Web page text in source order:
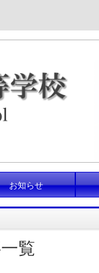
お知らせ
覧